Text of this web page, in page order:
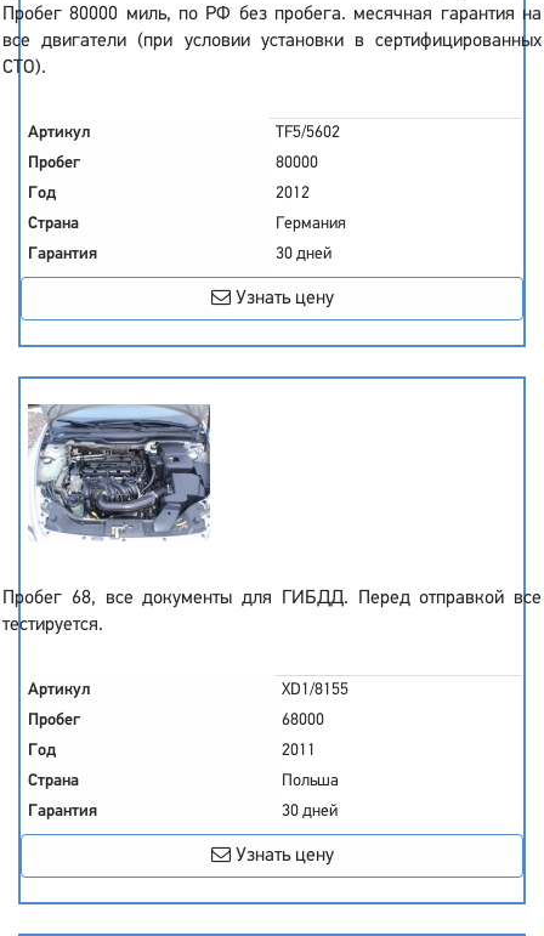
Пробег 80000 миль, по РФ без пробега. месячная гарантия на
все двигатели (при условии установки в сертифицированных
СТО).
Артикул
TF5/5602
Пробег
80000
Год
2012
Страна
Германия
Гарантия
30 дней
Узнать цену
Пробег 68, все документы для ГИБДД. Перед отправкой все
тестируется.
Артикул
XD1/8155
Пробег
68000
Год
2011
Страна
Польша
Гарантия
30 дней
Узнать цену